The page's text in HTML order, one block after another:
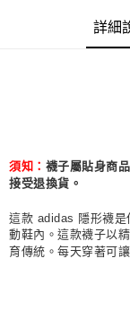
每筆NT$80，滿
付款後門市自取
每筆NT$80，滿
詳細
須知： 襪子屬貼身商
接受退換貨。
這款 adidas 隱形襪是
動鞋內。這款襪子以
育傳統。每天穿著可